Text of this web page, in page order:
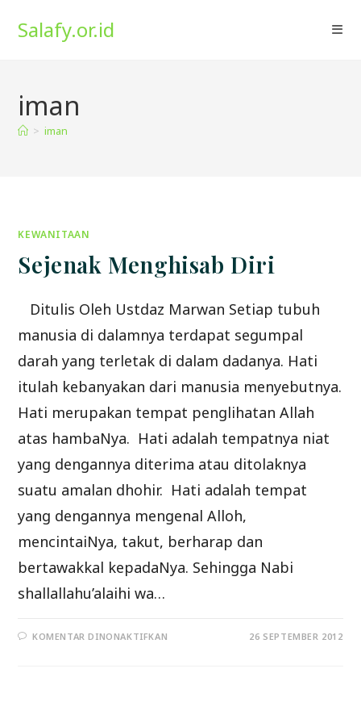
Salafy.or.id
iman
> iman
KEWANITAAN
Sejenak Menghisab Diri
Ditulis Oleh Ustdaz Marwan Setiap tubuh
manusia di dalamnya terdapat segumpal
darah yang terletak di dalam dadanya. Hati
itulah kebanyakan dari manusia menyebutnya.
Hati merupakan tempat penglihatan Allah
atas hambaNya. Hati adalah tempatnya niat
yang dengannya diterima atau ditolaknya
suatu amalan dhohir. Hati adalah tempat
yang dengannya mengenal Alloh,
mencintaiNya, takut, berharap dan
bertawakkal kepadaNya. Sehingga Nabi
shallallahu’alaihi wa…
KOMENTAR DINONAKTIFKAN 26 SEPTEMBER 2012